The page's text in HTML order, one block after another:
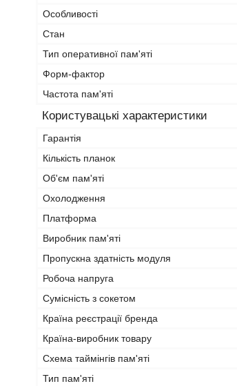
Особливості
Стан
Тип оперативної пам'яті
Форм-фактор
Частота пам'яті
Користувацькі характеристики
Гарантія
Кількість планок
Об'єм пам'яті
Охолодження
Платформа
Виробник пам'яті
Пропускна здатність модуля
Робоча напруга
Сумісність з сокетом
Країна реєстрації бренда
Країна-виробник товару
Схема таймінгів пам'яті
Тип пам'яті